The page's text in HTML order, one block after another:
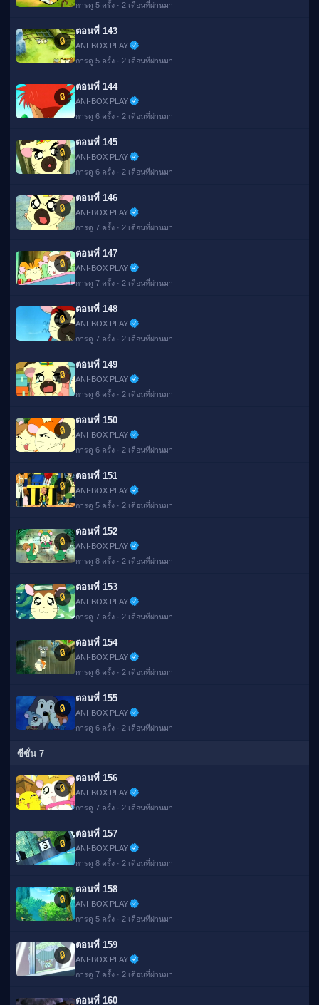
การดู 5 ครั้ง · 2 เดือนที่ผ่านมา
🔒
ตอนที่ 143
ANI-BOX PLAY
การดู 5 ครั้ง · 2 เดือนที่ผ่านมา
🔒
ตอนที่ 144
ANI-BOX PLAY
การดู 6 ครั้ง · 2 เดือนที่ผ่านมา
🔒
ตอนที่ 145
ANI-BOX PLAY
การดู 6 ครั้ง · 2 เดือนที่ผ่านมา
🔒
ตอนที่ 146
ANI-BOX PLAY
การดู 7 ครั้ง · 2 เดือนที่ผ่านมา
🔒
ตอนที่ 147
ANI-BOX PLAY
การดู 7 ครั้ง · 2 เดือนที่ผ่านมา
🔒
ตอนที่ 148
ANI-BOX PLAY
การดู 7 ครั้ง · 2 เดือนที่ผ่านมา
🔒
ตอนที่ 149
ANI-BOX PLAY
การดู 6 ครั้ง · 2 เดือนที่ผ่านมา
🔒
ตอนที่ 150
ANI-BOX PLAY
การดู 6 ครั้ง · 2 เดือนที่ผ่านมา
🔒
ตอนที่ 151
ANI-BOX PLAY
การดู 5 ครั้ง · 2 เดือนที่ผ่านมา
🔒
ตอนที่ 152
ANI-BOX PLAY
การดู 8 ครั้ง · 2 เดือนที่ผ่านมา
🔒
ตอนที่ 153
ANI-BOX PLAY
การดู 7 ครั้ง · 2 เดือนที่ผ่านมา
🔒
ตอนที่ 154
ANI-BOX PLAY
การดู 6 ครั้ง · 2 เดือนที่ผ่านมา
🔒
ตอนที่ 155
ANI-BOX PLAY
การดู 6 ครั้ง · 2 เดือนที่ผ่านมา
ซีซั่น 7
🔒
ตอนที่ 156
ANI-BOX PLAY
การดู 7 ครั้ง · 2 เดือนที่ผ่านมา
🔒
ตอนที่ 157
ANI-BOX PLAY
การดู 8 ครั้ง · 2 เดือนที่ผ่านมา
🔒
ตอนที่ 158
ANI-BOX PLAY
การดู 5 ครั้ง · 2 เดือนที่ผ่านมา
🔒
ตอนที่ 159
ANI-BOX PLAY
การดู 7 ครั้ง · 2 เดือนที่ผ่านมา
ตอนที่ 160